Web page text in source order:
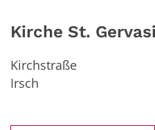
Kirche St.
Kirchstraße
Irsch